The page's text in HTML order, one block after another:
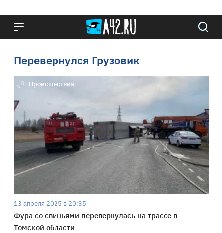
Перевернулся Грузовик
Происшествия
13 апреля 2025 в 20:35
Фура со свиньями перевернулась на трассе в
Томской области